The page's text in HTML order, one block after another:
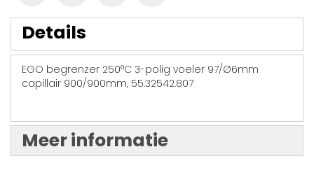
Details
EGO begrenzer 250°C 3-polig voeler 97/Ø6mm
capillair 900/900mm, 55.32542.807
Meer informatie